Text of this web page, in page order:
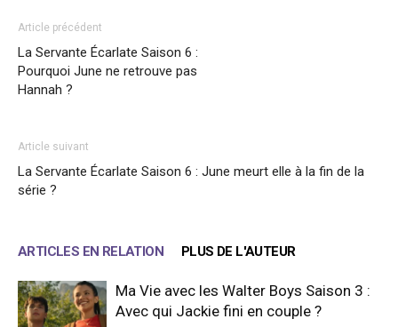
Article précédent
La Servante Écarlate Saison 6 :
Pourquoi June ne retrouve pas
Hannah ?
Article suivant
La Servante Écarlate Saison 6 : June meurt elle à la fin de la
série ?
ARTICLES EN RELATION PLUS DE L'AUTEUR
Ma Vie avec les Walter Boys Saison 3 :
Avec qui Jackie fini en couple ?